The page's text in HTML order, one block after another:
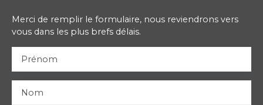
Merci de remplir le formulaire, nous reviendrons vers
vous dans les plus brefs délais.
Prénom
Nom